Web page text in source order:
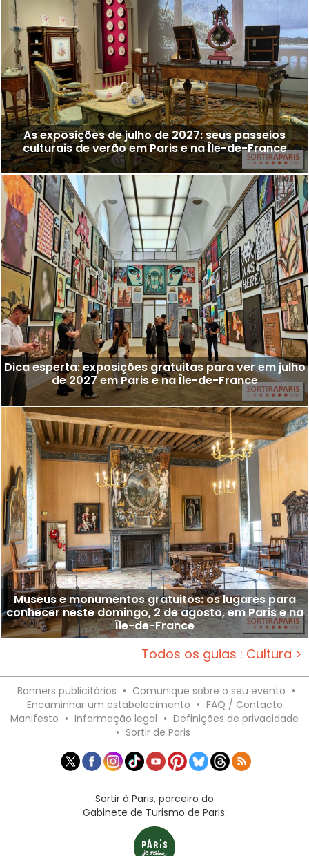
As exposições de julho de 2027: seus passeios
culturais de verão em Paris e na Île-de-France
Dica esperta: exposições gratuitas para ver em julho
de 2027 em Paris e na Île-de-France
Museus e monumentos gratuitos: os lugares para
conhecer neste domingo, 2 de agosto, em Paris e na
Île-de-France
Todos os guias : Cultura >
Banners publicitários • Comunique sobre o seu evento •
Encaminhar um estabelecimento • FAQ / Contacto
Manifesto • Informação legal • Definições de privacidade
• Sortir de Paris
Sortir à Paris, parceiro do
Gabinete de Turismo de Paris: